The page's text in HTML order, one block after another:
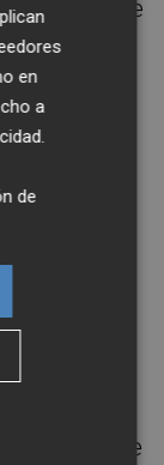
de
asegura.
que
se
o que
o
han
especies de
en
a
de